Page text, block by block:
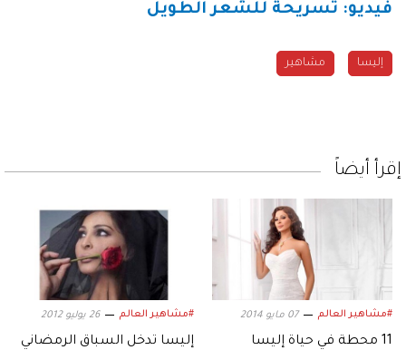
فيديو: تسريحة للشعر الطويل
إليسا مشاهير
إقرأ أيضاً
#مشاهير العالم 07 مايو 2014
11 محطة في حياة إليسا
#مشاهير العالم 26 يوليو 2012
إليسا تدخل السباق الرمضاني